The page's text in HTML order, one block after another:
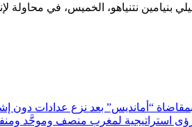
بنيامين نتنياهو، الخميس، في
“أمانديس” بعد نزع عدادات دون